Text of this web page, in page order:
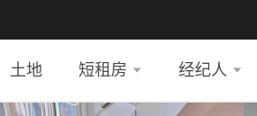
土地 短租房 经纪人